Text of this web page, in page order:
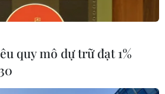
đủ điều kiện
quy mô dự trữ đạt 1%